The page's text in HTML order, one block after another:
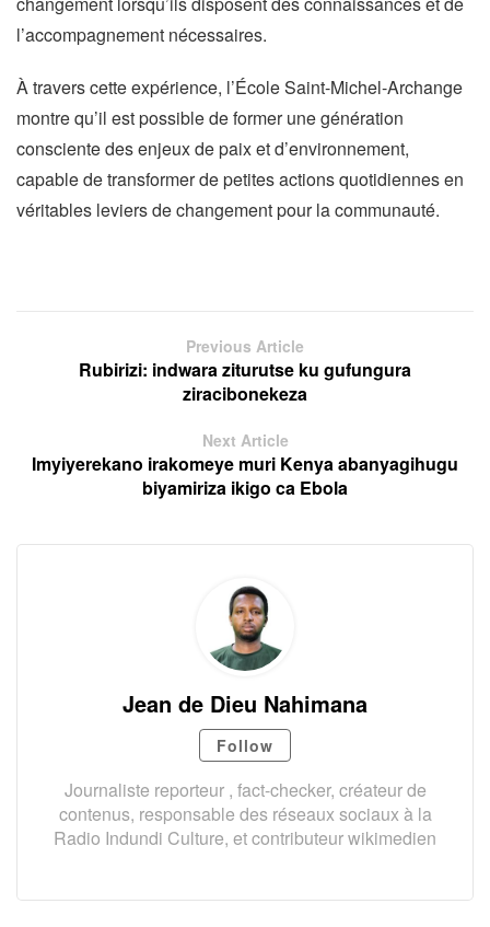
l’accompagnement nécessaires.
À travers cette expérience, l’École Saint-Michel-Archange
montre qu’il est possible de former une génération
consciente des enjeux de paix et d’environnement,
capable de transformer de petites actions quotidiennes en
véritables leviers de changement pour la communauté.
Previous Article
Rubirizi: indwara ziturutse ku gufungura
ziracibonekeza
Next Article
Imyiyerekano irakomeye muri Kenya abanyagihugu
biyamiriza ikigo ca Ebola
Jean de Dieu Nahimana
Follow
Journaliste reporteur , fact-checker, créateur de
contenus, responsable des réseaux sociaux à la
Radio Indundi Culture, et contributeur wikimedien